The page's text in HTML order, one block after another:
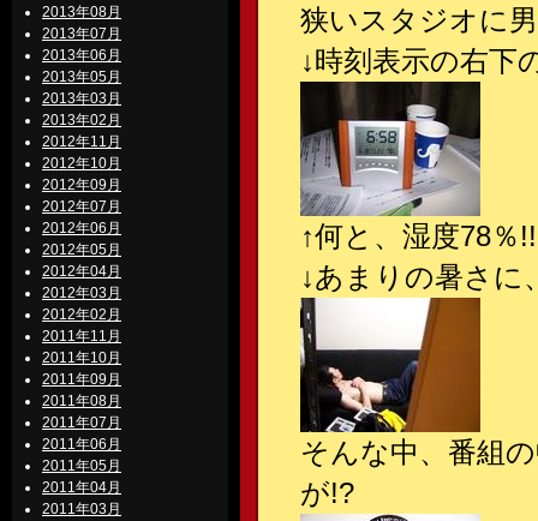
2013年08月
2013年07月
2013年06月
2013年05月
2013年03月
2013年02月
2012年11月
2012年10月
2012年09月
2012年07月
2012年06月
2012年05月
2012年04月
2012年03月
2012年02月
2011年11月
2011年10月
2011年09月
2011年08月
2011年07月
2011年06月
2011年05月
2011年04月
2011年03月
狭いスタジオに
↓時刻表示の右下
↑何と、湿度78
↓あまりの暑さに
そんな中、番組
が!?